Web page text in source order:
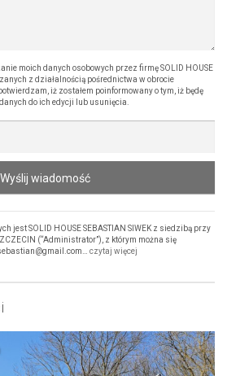
moich danych osobowych przez firmę SOLID HOUSE
z działalnością pośrednictwa w obrocie
iż zostałem poinformowany o tym, iż będę
do ich edycji lub usunięcia.
Wyślij wiadomość
jest SOLID HOUSE SEBASTIAN SIWEK z siedzibą przy
(“Administrator”), z którym można się
czytaj więcej